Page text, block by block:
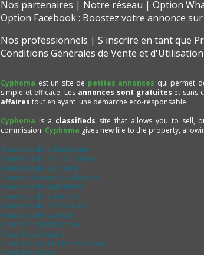
Nos partenaires
Notre réseau
Option
Option Facebook : Boostez votre annonce
Nos professionnels
S'inscrire en tant que
Conditions Générales de Vente et d'Utilisation
Cyphoma est un site de petites annonces qui permet
simple et efficace. Les annonces sont gratuites et sans
affaires tout en ayant une démarche éco-responsable.
Cyphoma is a classifieds site that allows you to sell,
commission. Cyphoma gives new life to the property,
Annonces de la Martinique
Annonces de la Guadeloupe
Annonces de la Guyane
Annonces Nouvelle Calédonie
Annonces de Saint Martin
Annonces de la Réunion
Annonces de l'Ile Maurice
Annonces de Mayotte
Classifieds Sint Maarten
Classifieds Anguilla
Classifieds Saint Kitts and Nevis